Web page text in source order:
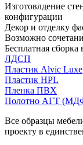
Изготовлдение
конфигурации
Декор и отделку
Возможно
Бесплатная сборка
ЛДСП
Пластик Alvic Luxe
Пластик HPL
Пленка ПВХ
Полотно АГТ
Все образцы
проекту в